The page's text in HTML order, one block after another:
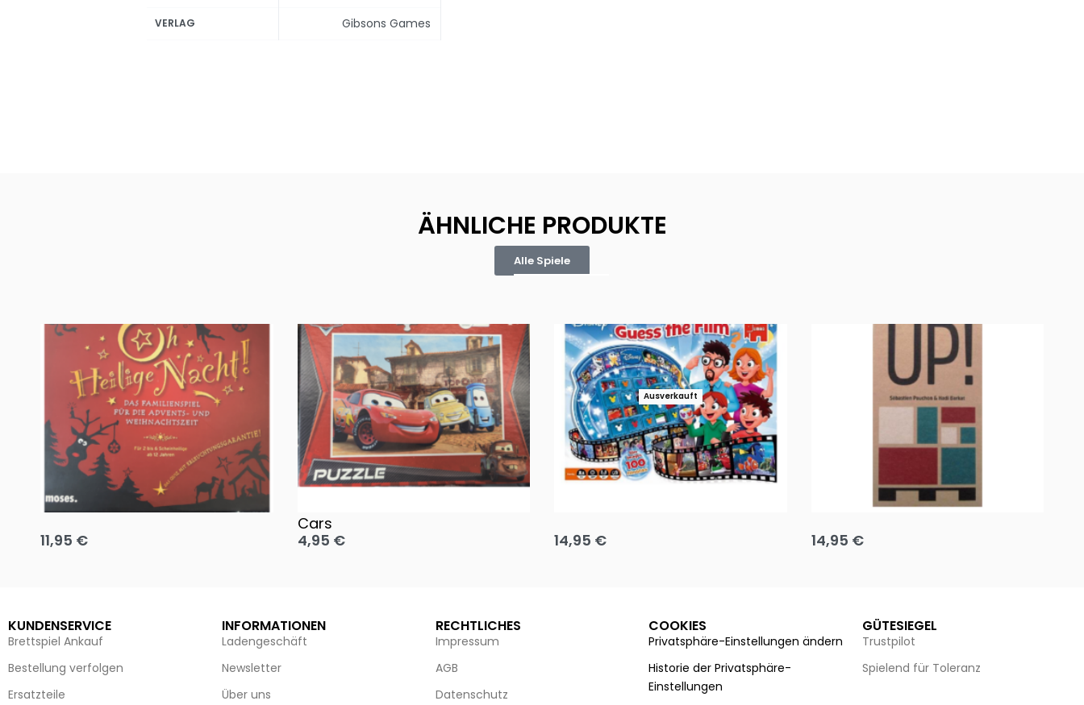
VERLAG Gibsons Games
ÄHNLICHE PRODUKTE
Alle Spiele
Oh, heilige Nacht!
11,95 €
Cars
4,95 €
Ausverkauft
14,95 €
Team up
14,95 €
KUNDENSERVICE
Brettspiel Ankauf
Bestellung verfolgen
Ersatzteile
INFORMATIONEN
Ladengeschäft
Newsletter
Über uns
RECHTLICHES
Impressum
AGB
Datenschutz
COOKIES
Privatsphäre-Einstellungen ändern
Historie der Privatsphäre-
Einstellungen
GÜTESIEGEL
Trustpilot
Spielend für Toleranz